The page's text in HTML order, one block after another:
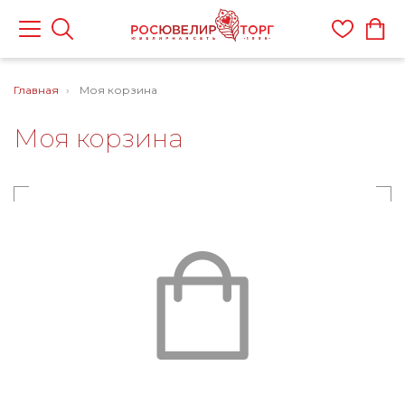
Главная Моя корзина
Моя корзина